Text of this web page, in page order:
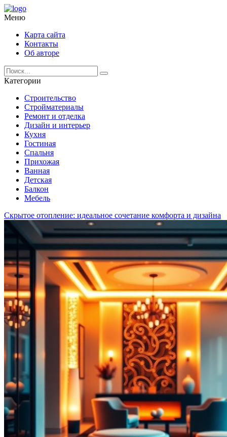
Меню
Карта сайта
Контакты
Об авторе
Категории
Строительство
Стройматериалы
Ремонт и отделка
Дизайн и интерьер
Кухня
Гостиная
Спальня
Прихожая
Ванная
Детская
Балкон
Мебель
Скрытое отопление: идеальное сочетание комфорта и дизайна